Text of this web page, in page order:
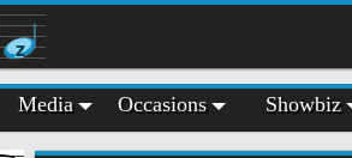
z
Media Occasions Showbiz